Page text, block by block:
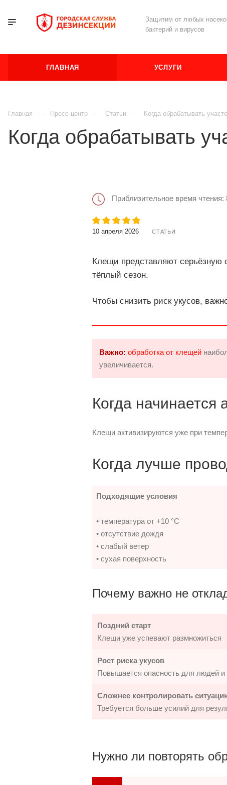
Защитим от любых
бактерий и вирусов
ГЛАВНАЯ УСЛУГИ
Главная Пресс-центр Статьи Когда обрабатывать
Когда обрабатывать
Приблизительное время чтения:
10 апреля 2026 СТАТЬИ
Клещи представляют серьёзную
тёплый сезон.
Чтобы снизить риск укусов,
Важно: обработка от клещей
увеличивается.
Когда начинается
Клещи активизируются уже при
Когда лучше
Подходящие условия
• температура от +10 °C
• отсутствие дождя
• слабый ветер
• сухая поверхность
Почему важно не
Поздний старт
Клещи уже успевают размножиться
Рост риска укусов
Повышается опасность для людей и
Сложнее контролировать
Требуется больше усилий для
Нужно ли повторять